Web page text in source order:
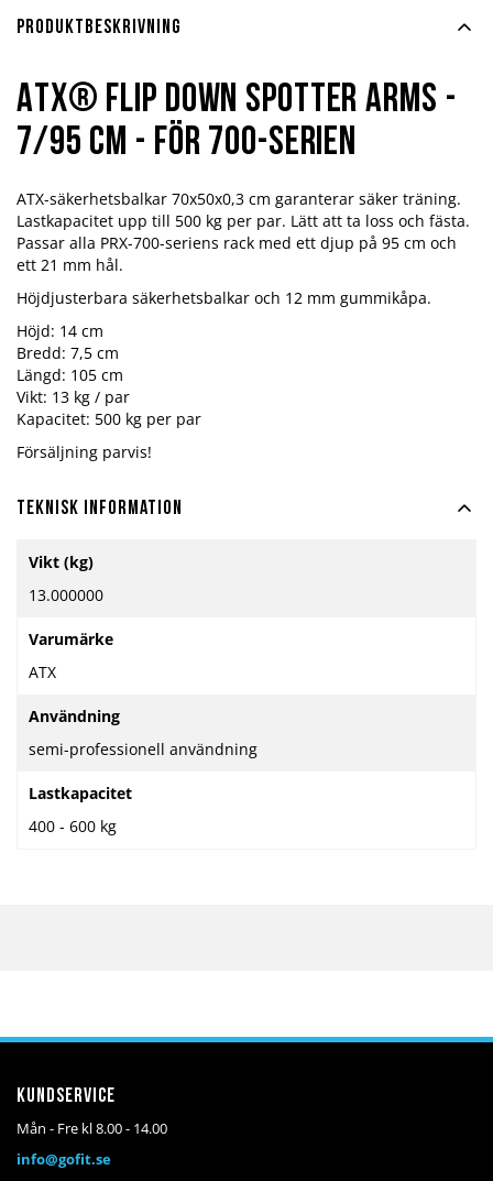
Produktbeskrivning
ATX® Flip Down Spotter Arms -
7/95 cm - för 700-serien
ATX-säkerhetsbalkar 70x50x0,3 cm garanterar säker träning.
Lastkapacitet upp till 500 kg per par. Lätt att ta loss och fästa.
Passar alla PRX-700-seriens rack med ett djup på 95 cm och
ett 21 mm hål.
Höjdjusterbara säkerhetsbalkar och 12 mm gummikåpa.
Höjd: 14 cm
Bredd: 7,5 cm
Längd: 105 cm
Vikt: 13 kg / par
Kapacitet: 500 kg per par
Försäljning parvis!
Teknisk information
information
Vikt (kg)
13.000000
Varumärke
ATX
Användning
semi-professionell användning
Lastkapacitet
400 - 600 kg
Kundservice
Mån - Fre kl 8.00 - 14.00
info@gofit.se